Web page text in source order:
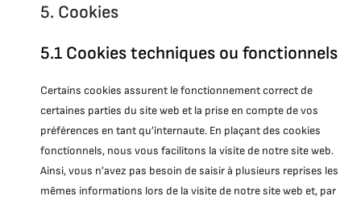
5. Cookies
5.1 Cookies techniques ou fonctionnels
Certains cookies assurent le fonctionnement correct de
certaines parties du site web et la prise en compte de vos
préférences en tant qu’internaute. En plaçant des cookies
fonctionnels, nous vous facilitons la visite de notre site web.
Ainsi, vous n’avez pas besoin de saisir à plusieurs reprises les
mêmes informations lors de la visite de notre site web et, par